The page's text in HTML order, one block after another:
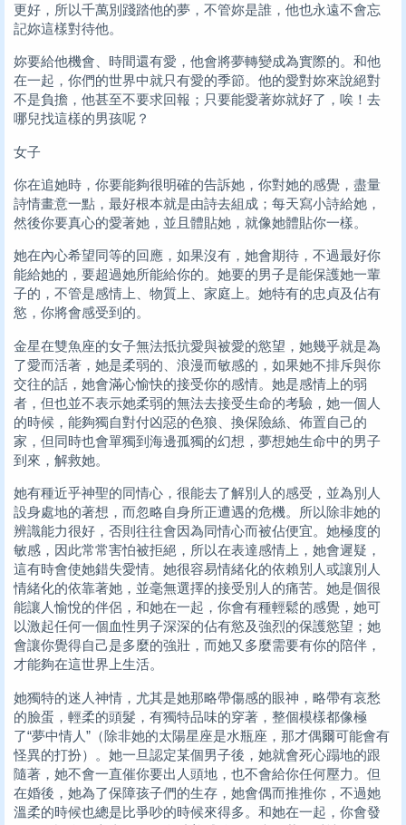
更好，所以千萬別踐踏他的夢，不管妳是誰，他也永遠不會忘
記妳這樣對待他。
妳要給他機會、時間還有愛，他會將夢轉變成為實際的。和他
在一起，你們的世界中就只有愛的季節。他的愛對妳來說絕對
不是負擔，他甚至不要求回報；只要能愛著妳就好了，唉！去
哪兒找這樣的男孩呢？
女子
你在追她時，你要能夠很明確的告訴她，你對她的感覺，盡量
詩情畫意一點，最好根本就是由詩去組成；每天寫小詩給她，
然後你要真心的愛著她，並且體貼她，就像她體貼你一樣。
她在內心希望同等的回應，如果沒有，她會期待，不過最好你
能給她的，要超過她所能給你的。她要的男子是能保護她一輩
子的，不管是感情上、物質上、家庭上。她特有的忠貞及佔有
慾，你將會感受到的。
金星在雙魚座的女子無法抵抗愛與被愛的慾望，她幾乎就是為
了愛而活著，她是柔弱的、浪漫而敏感的，如果她不排斥與你
交往的話，她會滿心愉快的接受你的感情。她是感情上的弱
者，但也並不表示她柔弱的無法去接受生命的考驗，她一個人
的時候，能夠獨自對付凶惡的色狼、換保險絲、佈置自己的
家，但同時也會單獨到海邊孤獨的幻想，夢想她生命中的男子
到來，解救她。
她有種近乎神聖的同情心，很能去了解別人的感受，並為別人
設身處地的著想，而忽略自身所正遭遇的危機。所以除非她的
辨識能力很好，否則往往會因為同情心而被佔便宜。她極度的
敏感，因此常常害怕被拒絕，所以在表達感情上，她會遲疑，
這有時會使她錯失愛情。她很容易情緒化的依賴別人或讓別人
情緒化的依靠著她，並毫無選擇的接受別人的痛苦。她是個很
能讓人愉悅的伴侶，和她在一起，你會有種輕鬆的感覺，她可
以激起任何一個血性男子深深的佔有慾及強烈的保護慾望；她
會讓你覺得自己是多麼的強壯，而她又多麼需要有你的陪伴，
才能夠在這世界上生活。
她獨特的迷人神情，尤其是她那略帶傷感的眼神，略帶有哀愁
的臉蛋，輕柔的頭髮，有獨特品味的穿著，整個模樣都像極
了“夢中情人”（除非她的太陽星座是水瓶座，那才偶爾可能會有
怪異的打扮）。她一旦認定某個男子後，她就會死心蹋地的跟
隨著，她不會一直催你要出人頭地，也不會給你任何壓力。但
在婚後，她為了保障孩子們的生存，她會偶而推推你，不過她
溫柔的時候也總是比爭吵的時候來得多。和她在一起，你會發